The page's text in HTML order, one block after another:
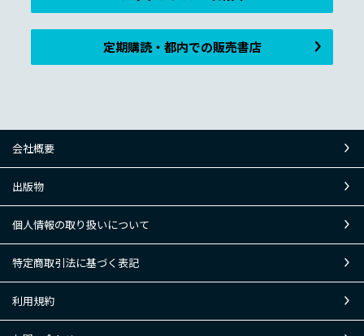
定期購読・都内での販売書店
会社概要
出版物
個人情報の取り扱いについて
特定商取引法に基づく表記
利用規約